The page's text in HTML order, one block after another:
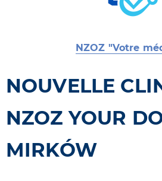
NZOZ "Votre
NOUVELLE
NZOZ YOUR
MIRKÓW